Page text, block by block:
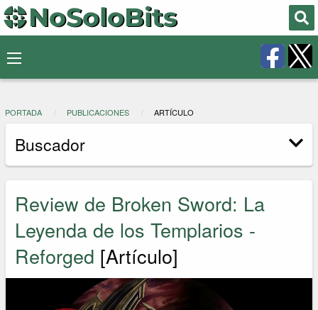
PORTADA PUBLICACIONES ARTÍCULO
Buscador
Review de Broken Sword: La
Leyenda de los Templarios -
Reforged [Artículo]